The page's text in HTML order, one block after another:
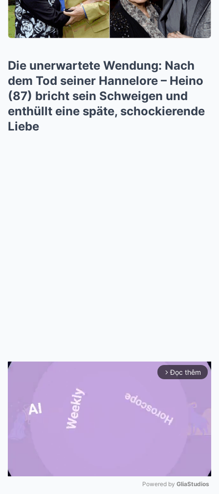
Die unerwartete Wendung: Nach
dem Tod seiner Hannelore – Heino
(87) bricht sein Schweigen und
enthüllt eine späte, schockierende
Liebe
arrow_forward_ios Đọc thêm
Powered by GliaStudios